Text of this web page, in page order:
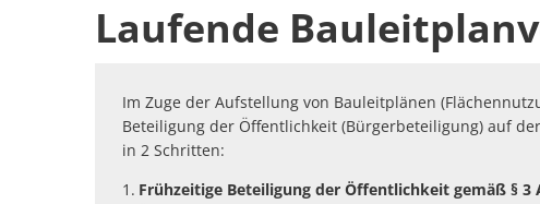
Laufende
Bauleitplanverfahren
Laufende
Im Zuge der Aufstellung von Bauleitplänen
Beteiligung der Öffentlichkeit (Bürgerbeteiligung) auf
in 2 Schritten:
Frühzeitige Beteiligung der Öffentlichkeit gemäß § 3